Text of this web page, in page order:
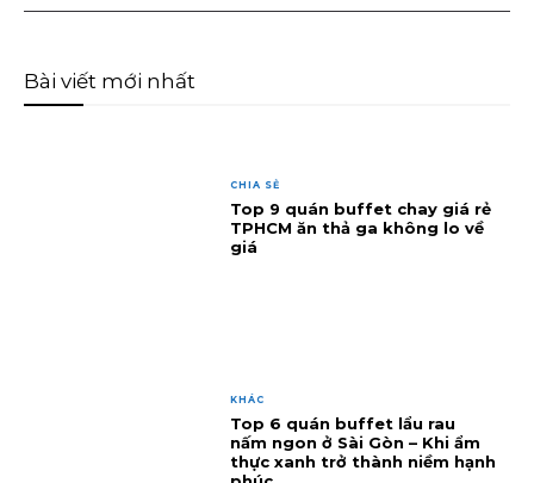
Bài viết mới nhất
CHIA SẺ
Top 9 quán buffet chay giá rẻ
TPHCM ăn thả ga không lo về
giá
KHÁC
Top 6 quán buffet lẩu rau
nấm ngon ở Sài Gòn – Khi ẩm
thực xanh trở thành niềm hạnh